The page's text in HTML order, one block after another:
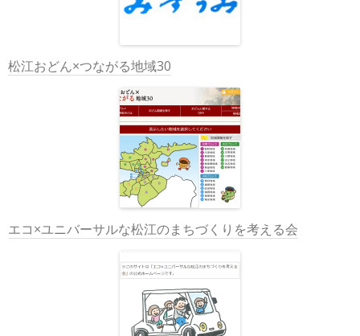
松江おどん×つながる地域30
エコ×ユニバーサルな松江のまちづくりを考える会